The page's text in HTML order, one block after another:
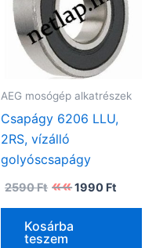
AEG mosógép alkatrészek
Csapágy 6206 LLU,
2RS, vízálló
golyóscsapágy
2590Ft
Original
price
was:
1990 Ft
is:
Kosárba
teszem